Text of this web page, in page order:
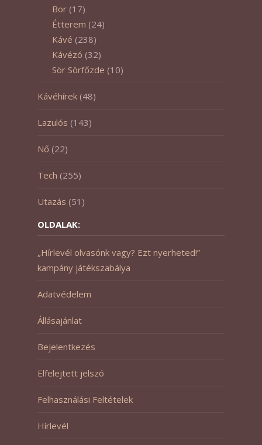
Bor (17)
Étterem (24)
Kávé (238)
Kávézó (32)
Sör Sörfőzde (10)
Kávéhírek (48)
Lazulós (143)
Nő (22)
Tech (255)
Utazás (51)
OLDALAK:
„Hírlevél olvasónk vagy? Ezt nyerheted!”
kampány játékszabálya
Adatvédelem
Állásajánlat
Bejelentkezés
Elfelejtett jelszó
Felhasználási Feltételek
Hírlevél